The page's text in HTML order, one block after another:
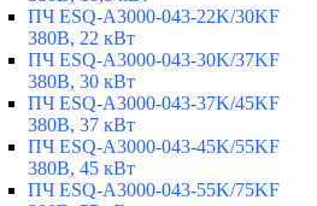
ПЧ ESQ-A3000-043-22K/30KF
380В, 22 кВт
ПЧ ESQ-A3000-043-30K/37KF
380В, 30 кВт
ПЧ ESQ-A3000-043-37K/45KF
380В, 37 кВт
ПЧ ESQ-A3000-043-45K/55KF
380В, 45 кВт
ПЧ ESQ-A3000-043-55K/75KF